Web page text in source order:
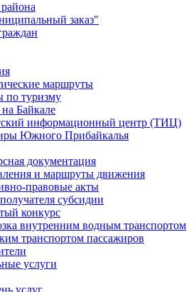
заказ"
маршруты
по туризму
Байкале
информационный центр (ТИЦ)
Южного Прибайкалья
документация
и маршруты движения
правовые акты
субсидии
конкурс
внутренним водным транспортом
транспортом пассажиров
услуги
услуг